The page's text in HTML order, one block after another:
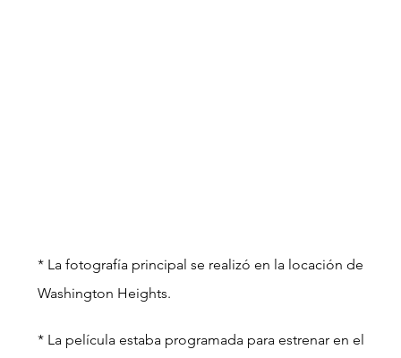
* La fotografía principal se realizó en la locación de
Washington Heights.
* La película estaba programada para estrenar en el